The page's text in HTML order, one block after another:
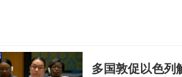
多国敦促以色列